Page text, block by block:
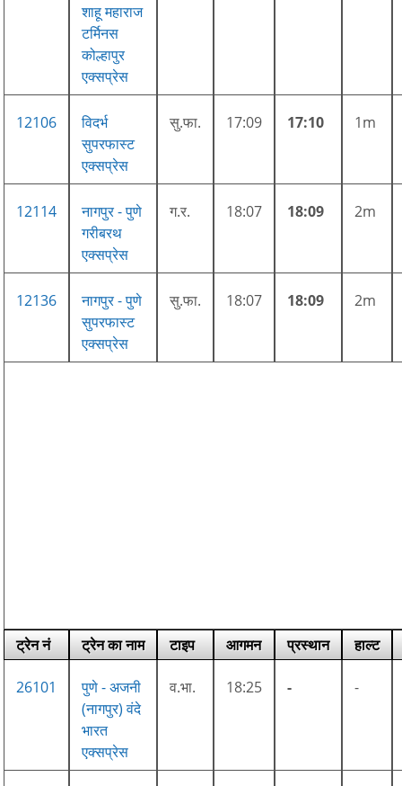
शाहू महाराज
टर्मिनस
कोल्हापुर
एक्सप्रेस
12106
विदर्भ
सुपरफास्ट
एक्सप्रेस
सु.फा. 17:09 17:10 1m
12114
नागपुर - पुणे
गरीबरथ
एक्सप्रेस
ग.र. 18:07 18:09 2m
12136
नागपुर - पुणे
सुपरफास्ट
एक्सप्रेस
सु.फा. 18:07 18:09 2m
ट्रेन नं ट्रेन का नाम टाइप आगमन प्रस्थान हाल्ट
26101
पुणे - अजनी
(नागपुर) वंदे
भारत
एक्सप्रेस
व.भा. 18:25 - -